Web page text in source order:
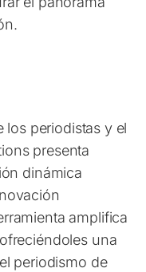
los periodistas y el
presenta
dinámica
amplifica
una
periodismo de